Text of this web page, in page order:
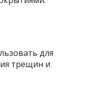
для
трещин и